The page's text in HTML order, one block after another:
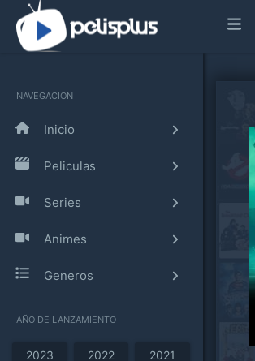
NAVEGACION
Inicio
Peliculas
Series
Animes
Generos
AÑO DE LANZAMIENTO
2023 2022 2021